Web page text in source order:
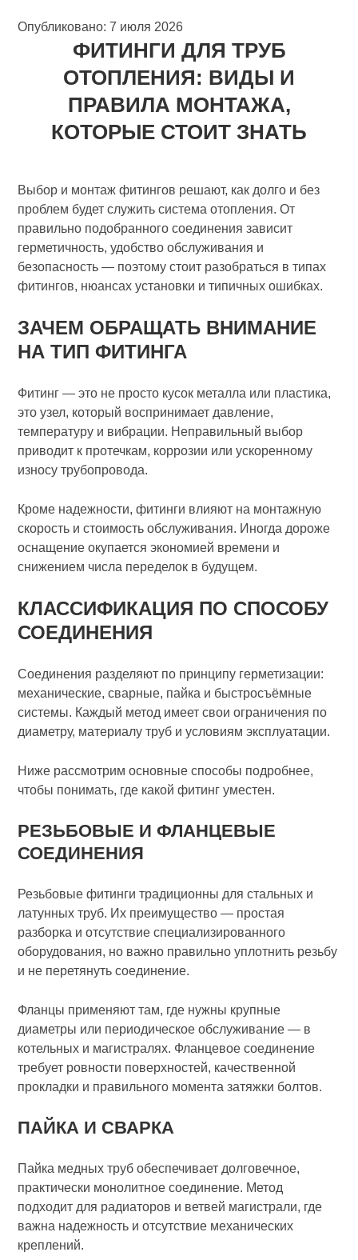
Опубликовано: 7 июля 2026
ФИТИНГИ ДЛЯ ТРУБ
ОТОПЛЕНИЯ: ВИДЫ И
ПРАВИЛА МОНТАЖА,
КОТОРЫЕ СТОИТ ЗНАТЬ
Выбор и монтаж фитингов решают, как долго и без
проблем будет служить система отопления. От
правильно подобранного соединения зависит
герметичность, удобство обслуживания и
безопасность — поэтому стоит разобраться в типах
фитингов, нюансах установки и типичных ошибках.
ЗАЧЕМ ОБРАЩАТЬ ВНИМАНИЕ
НА ТИП ФИТИНГА
Фитинг — это не просто кусок металла или пластика,
это узел, который воспринимает давление,
температуру и вибрации. Неправильный выбор
приводит к протечкам, коррозии или ускоренному
износу трубопровода.
Кроме надежности, фитинги влияют на монтажную
скорость и стоимость обслуживания. Иногда дороже
оснащение окупается экономией времени и
снижением числа переделок в будущем.
КЛАССИФИКАЦИЯ ПО СПОСОБУ
СОЕДИНЕНИЯ
Соединения разделяют по принципу герметизации:
механические, сварные, пайка и быстросъёмные
системы. Каждый метод имеет свои ограничения по
диаметру, материалу труб и условиям эксплуатации.
Ниже рассмотрим основные способы подробнее,
чтобы понимать, где какой фитинг уместен.
РЕЗЬБОВЫЕ И ФЛАНЦЕВЫЕ
СОЕДИНЕНИЯ
Резьбовые фитинги традиционны для стальных и
латунных труб. Их преимущество — простая
разборка и отсутствие специализированного
оборудования, но важно правильно уплотнить резьбу
и не перетянуть соединение.
Фланцы применяют там, где нужны крупные
диаметры или периодическое обслуживание — в
котельных и магистралях. Фланцевое соединение
требует ровности поверхностей, качественной
прокладки и правильного момента затяжки болтов.
ПАЙКА И СВАРКА
Пайка медных труб обеспечивает долговечное,
практически монолитное соединение. Метод
подходит для радиаторов и ветвей магистрали, где
важна надежность и отсутствие механических
креплений.